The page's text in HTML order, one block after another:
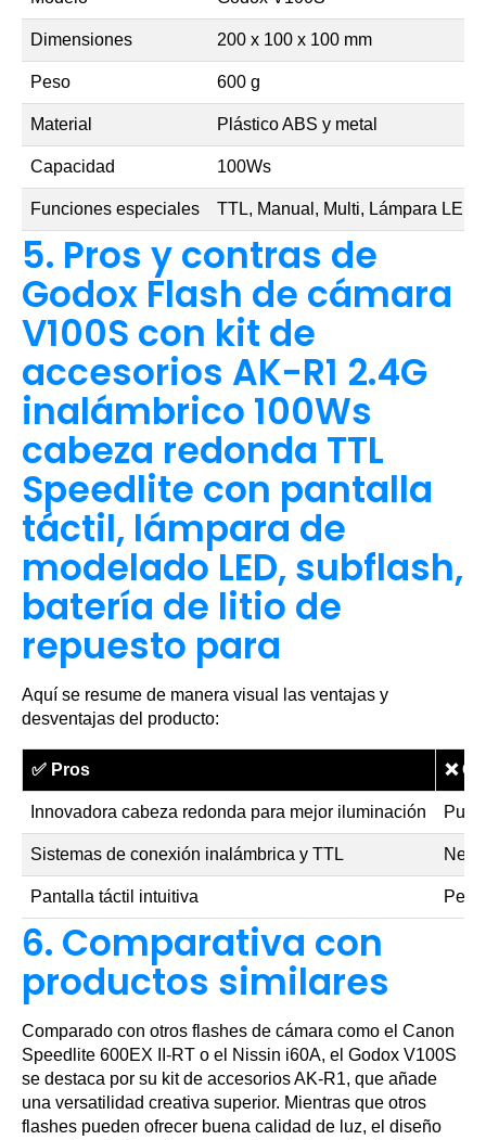
Dimensiones 200 x 100 x 100 mm
Peso 600 g
Material Plástico ABS y metal
Capacidad 100Ws
Funciones especiales TTL, Manual, Multi, Lámpara LED,
5. Pros y contras de
Godox Flash de cámara
V100S con kit de
accesorios AK-R1 2.4G
inalámbrico 100Ws
cabeza redonda TTL
Speedlite con pantalla
táctil, lámpara de
modelado LED, subflash,
batería de litio de
repuesto para
Aquí se resume de manera visual las ventajas y
desventajas del producto:
✅ Pros ❌
Innovadora cabeza redonda para mejor iluminación
Sistemas de conexión inalámbrica y TTL
Pantalla táctil intuitiva
6. Comparativa con
productos similares
Comparado con otros flashes de cámara como el Canon
Speedlite 600EX II-RT o el Nissin i60A, el Godox V100S
se destaca por su kit de accesorios AK-R1, que añade
una versatilidad creativa superior. Mientras que otros
flashes pueden ofrecer buena calidad de luz, el diseño